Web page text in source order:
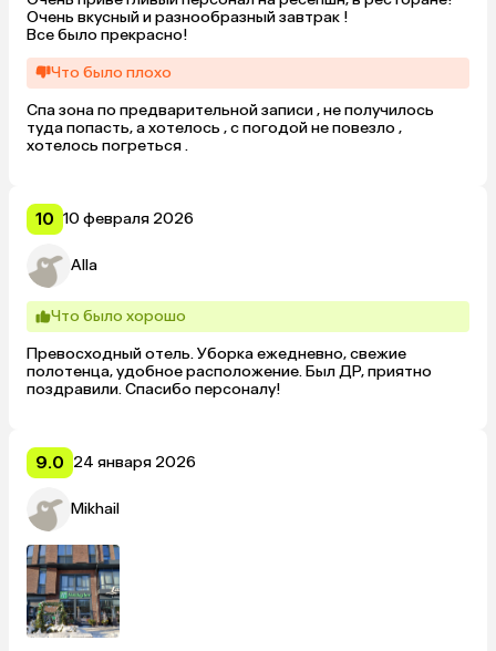
Очень вкусный и разнообразный завтрак !
Все было прекрасно!
Что было плохо
Спа зона по предварительной записи , не получилось
туда попасть, а хотелось , с погодой не повезло ,
хотелось погреться .
10 10 февраля 2026
Alla
Что было хорошо
Превосходный отель. Уборка ежедневно, свежие
полотенца, удобное расположение. Был ДР, приятно
поздравили. Спасибо персоналу!
9.0 24 января 2026
Mikhail